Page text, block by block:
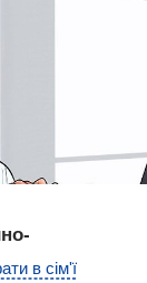
в сім'ї